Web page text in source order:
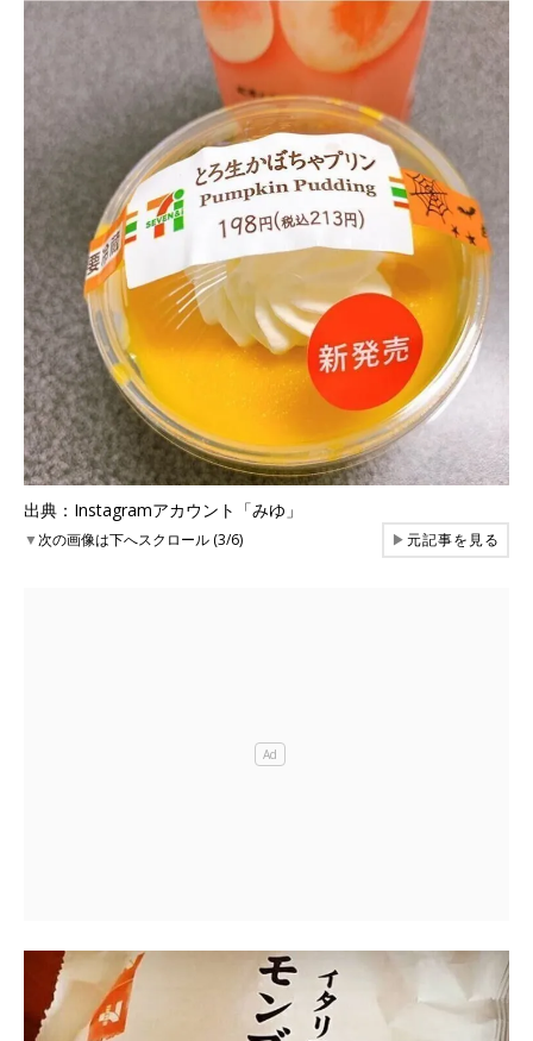
出典：Instagramアカウント「みゆ」
▼次の画像は下へスクロール (3/6) ▶元記事を見る